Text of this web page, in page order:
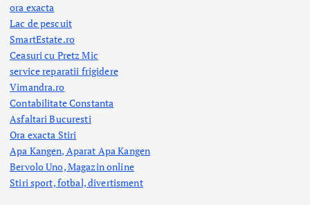
ora exacta
Lac de pescuit
SmartEstate.ro
Ceasuri cu Pretz Mic
service reparatii frigidere
Vimandra.ro
Contabilitate Constanta
Asfaltari Bucuresti
Ora exacta Stiri
Apa Kangen, Aparat Apa Kangen
Bervolo Uno, Magazin online
Stiri sport, fotbal,divertisment